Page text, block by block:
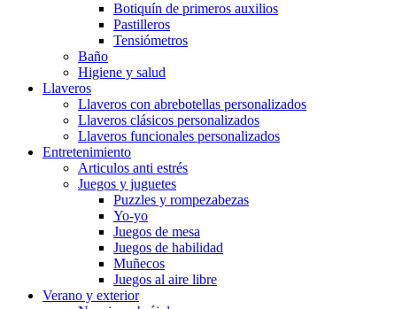
Botiquín de primeros auxilios
Pastilleros
Tensiómetros
Baño
Higiene y salud
Llaveros
Llaveros con abrebotellas personalizados
Llaveros clásicos personalizados
Llaveros funcionales personalizados
Entretenimiento
Articulos anti estrés
Juegos y juguetes
Puzzles y rompezabezas
Yo-yo
Juegos de mesa
Juegos de habilidad
Muñecos
Juegos al aire libre
Verano y exterior